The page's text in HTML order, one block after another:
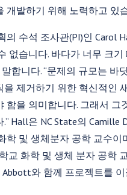
개발하기 위해 노력하고 있
의 수석 조사관(PI)인 Carol
없습니다. 바다가 너무 크기
말합니다. “문제의 규모는 바
을 제거하기 위한 혁신적인
함을 의미합니다. 그래서 그
.” Hall은 NC State의 Camille
학 및 생체분자 공학 교수이
교 화학 및 생체 분자 공학
Abbott와 함께 프로젝트를